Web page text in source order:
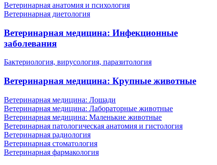
Ветеринарная анатомия и психология
Ветеринарная диетология
Ветеринарная медицина: Инфекционные
заболевания
Бактериология, вирусология, паразитология
Ветеринарная медицина: Крупные животные
Ветеринарная медицина: Лошади
Ветеринарная медицина: Лабораторные животные
Ветеринарная медицина: Маленькие животные
Ветеринарная патологическая анатомия и гистология
Ветеринарная радиология
Ветеринарная стоматология
Ветеринарная фармакология